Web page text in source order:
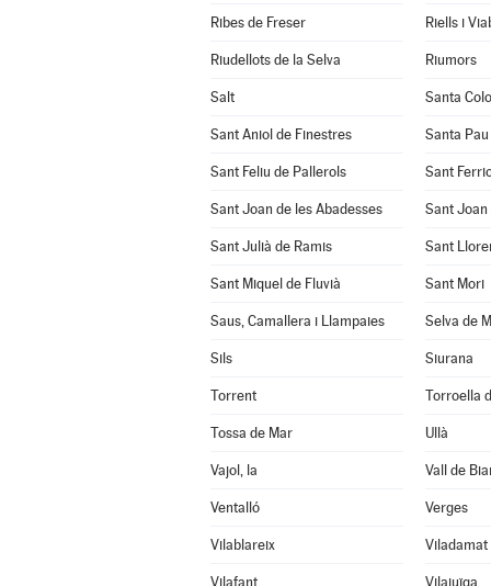
Ribes de Freser Riells i
Riudellots de la Selva Riumors
Salt Santa
Sant Aniol de Finestres Santa Pau
Sant Feliu de Pallerols Sant
Sant Joan de les Abadesses Sant Joan
Sant Julià de Ramis Sant
Sant Miquel de Fluvià Sant Mori
Saus, Camallera i Llampaies Selva de
Sils Siurana
Torrent Torroella
Tossa de Mar Ullà
Vajol, la Vall de
Ventalló Verges
Vilablareix Viladamat
Vilafant Vilajuïga